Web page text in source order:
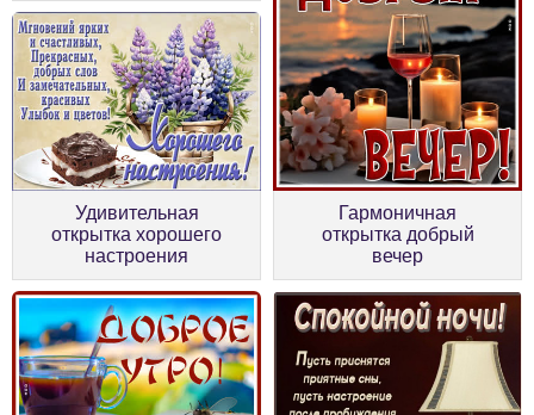
Удивительная
открытка хорошего
настроения
Гармоничная
открытка добрый
вечер